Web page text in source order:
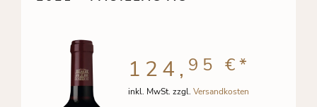
inkl. MwSt. zzgl. Versandkosten
124, 95 €*